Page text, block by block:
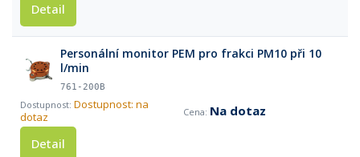
Detail
Personální monitor PEM pro frakci PM10 při 10
l/min
761-200B
Dostupnost: na
dotaz
Na dotaz
Detail